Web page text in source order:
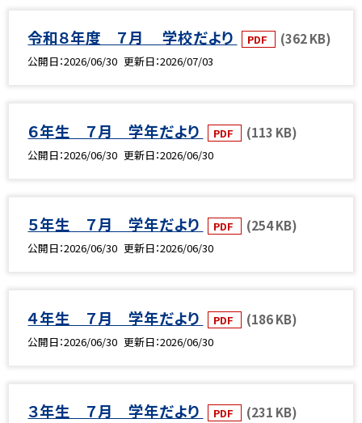
令和８年度 ７月 学校だより PDF (362 KB)
公開日 2026/06/30 更新日 2026/07/03
６年生 ７月 学年だより PDF (113 KB)
公開日 2026/06/30 更新日 2026/06/30
５年生 ７月 学年だより PDF (254 KB)
公開日 2026/06/30 更新日 2026/06/30
４年生 ７月 学年だより PDF (186 KB)
公開日 2026/06/30 更新日 2026/06/30
３年生 ７月 学年だより PDF (231 KB)